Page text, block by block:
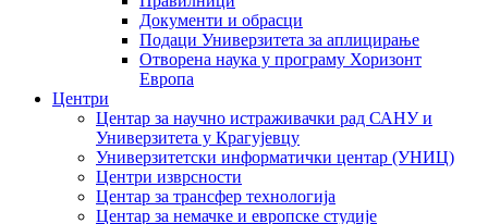
Документи и обрасци
Подаци Универзитета за аплицирање
Отворена наука у програму Хоризонт
Европа
Центри
Центар за научно истраживачки рад САНУ и
Универзитета у Крагујевцу
Универзитетски информатички центар (УНИЦ)
Центри изврсности
Центар за трансфер технологија
Центар за немачке и европске студије